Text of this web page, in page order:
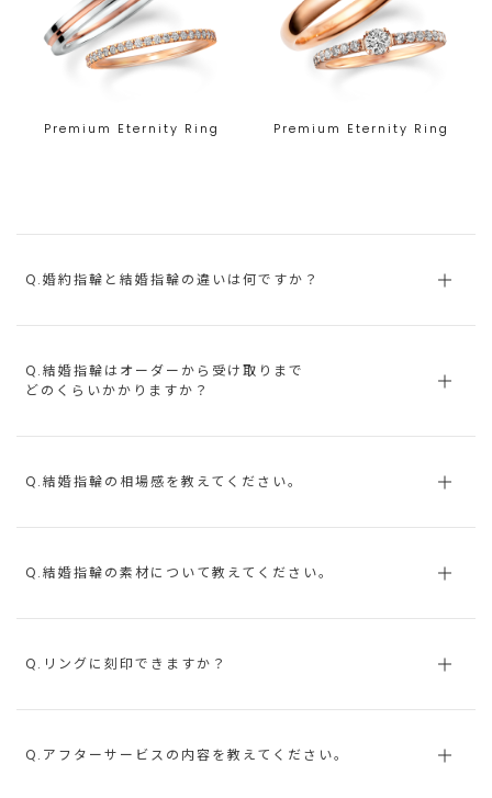
Premium Eternity Ring Premium Eternity Ring
Q.婚約指輪と結婚指輪の違いは何ですか？
Q.結婚指輪はオーダーから受け取りまで
どのくらいかかりますか？
Q.結婚指輪の相場感を教えてください。
Q.結婚指輪の素材について教えてください。
Q.リングに刻印できますか？
Q.アフターサービスの内容を教えてください。